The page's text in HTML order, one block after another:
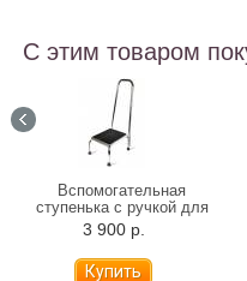
С этим товаром
Вспомогательная
ступенька с ручкой для
ванны 10222H
3 900 р.